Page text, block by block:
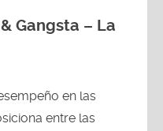
Gangsta – La
en las
entre las